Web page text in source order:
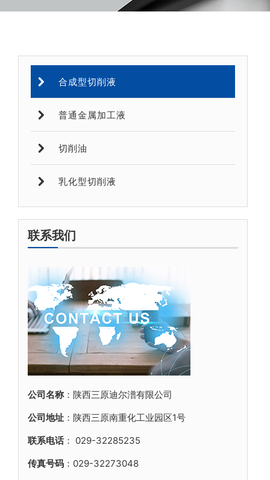
合成型切削液
普通金属加工液
切削油
乳化型切削液
联系我们
公司名称：陕西三原迪尔潽有限公司
公司地址 ：陕西三原南重化工业园区1号
联系电话： 029-32285235
传真号码 ：029-32273048